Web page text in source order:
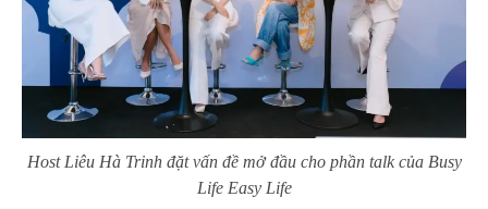
Host Liêu Hà Trinh đặt vấn đề mở đầu cho phần talk của Busy
Life Easy Life